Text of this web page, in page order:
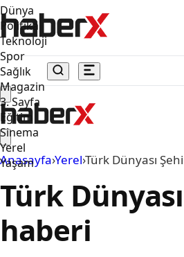
Dünya
Politika
Teknoloji
Spor
Sağlık
Magazin
3. Sayfa
Eğitim
Sinema
Yerel
Yaşam
Anasayfa›Yerel›Türk Dünyası
Türk
haberi